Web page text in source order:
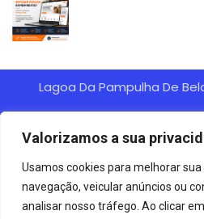
Valorizamos a sua
Usamos cookies para melhorar
navegação, veicular anúncios ou
analisar nosso tráfego. Ao clicar
Lagoa Da Pampulha De
Sites BHCriação De Landing